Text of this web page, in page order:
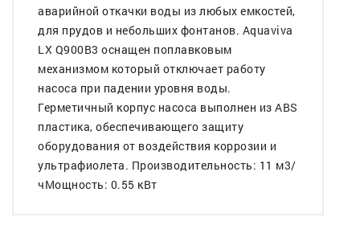
аварийной откачки воды из любых емкостей,
для прудов и небольших фонтанов. Aquaviva
LX Q900B3 оснащен поплавковым
механизмом который отключает работу
насоса при падении уровня воды.
Герметичный корпус насоса выполнен из ABS
пластика, обеспечивающего защиту
оборудования от воздействия коррозии и
ультрафиолета. Производительность: 11 м3/
чМощность: 0.55 кВт